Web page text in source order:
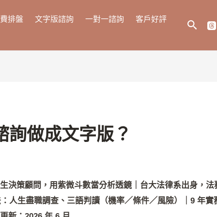
排盤 文字版諮詢 一對一諮詢 客戶好評
搜
詢做成文字版？
決策顧問，用紫微斗數當分析透鏡｜台大法律系出身，法
人生盡職調查、三語判讀（機率／條件／風險）｜9 年實